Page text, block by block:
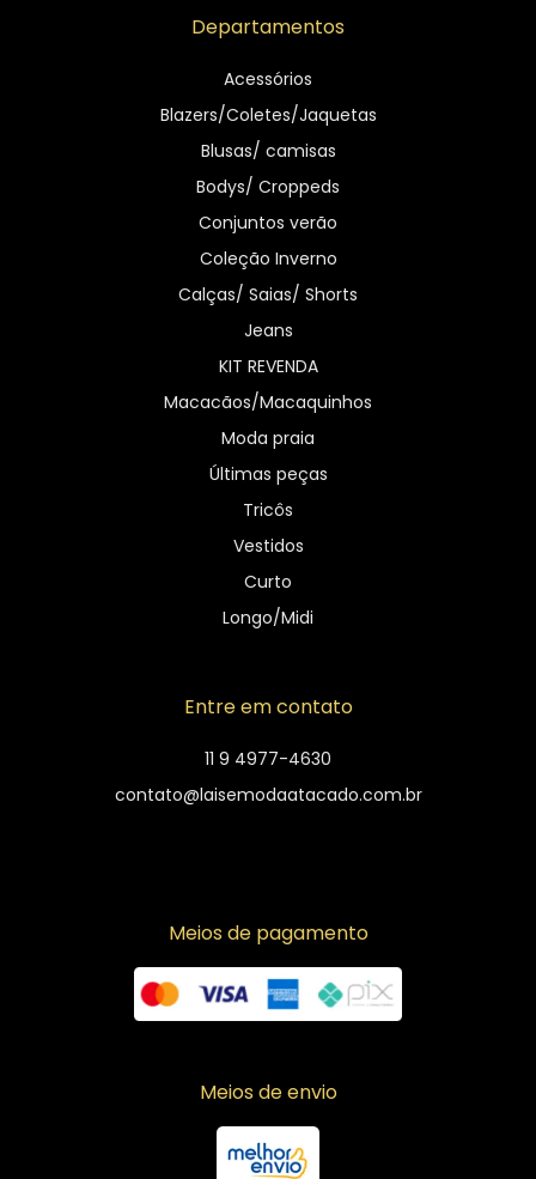
Departamentos
Acessórios
Blazers/Coletes/Jaquetas
Blusas/ camisas
Bodys/ Croppeds
Conjuntos verão
Coleção Inverno
Calças/ Saias/ Shorts
Jeans
KIT REVENDA
Macacãos/Macaquinhos
Moda praia
Últimas peças
Tricôs
Vestidos
Curto
Longo/Midi
Entre em contato
11 9 4977-4630
contato@laisemodaatacado.com.br
Meios de pagamento
Meios de envio